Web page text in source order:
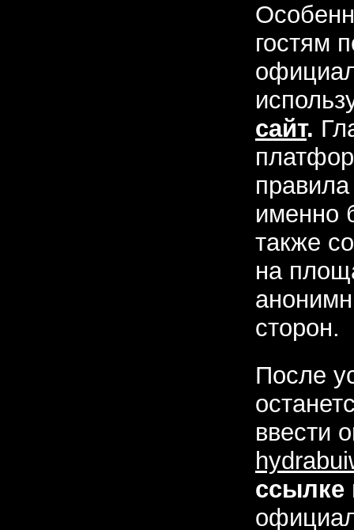
гостям
сайт.
именно
также
на
сторон.
После
ввести
ссылке